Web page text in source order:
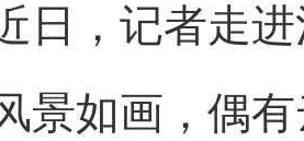
，记者走进
景如画，偶